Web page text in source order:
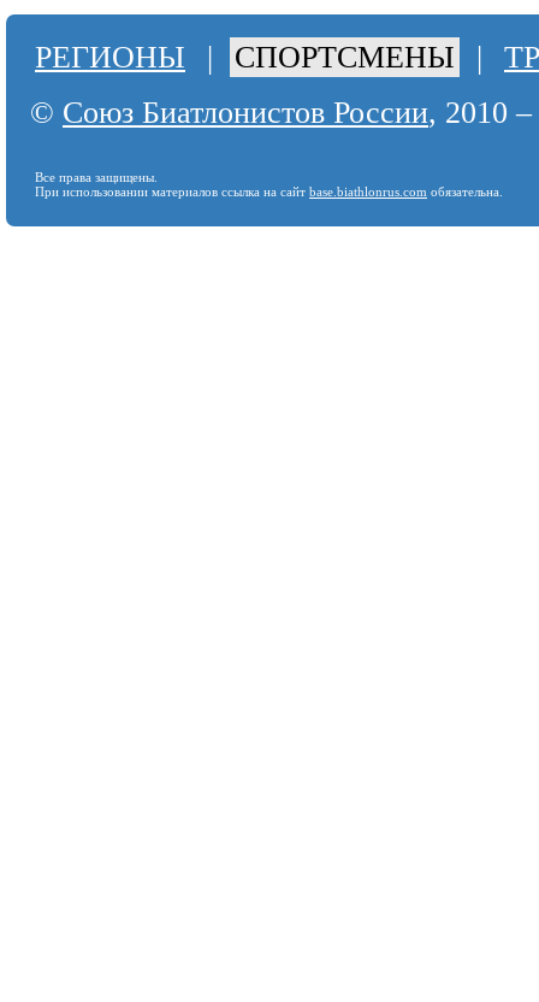
РЕГИОНЫ | СПОРТСМЕНЫ |
© Союз Биатлонистов России, 2010
Все права защищены.
При использовании материалов ссылка на сайт base.biathlonrus.com обязательна.